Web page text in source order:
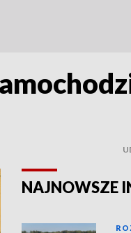
NAJNOWSZE